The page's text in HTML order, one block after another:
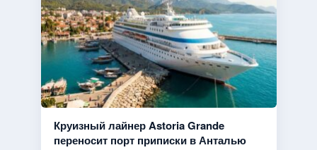
Круизный лайнер Astoria Grande
переносит порт приписки в Анталью